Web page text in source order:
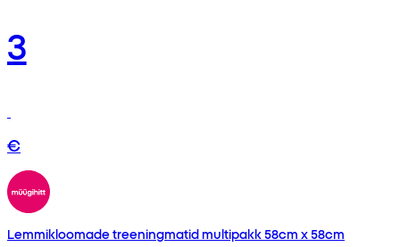
3
€
Lemmikloomade treeningmatid multipakk 58cm x 58cm